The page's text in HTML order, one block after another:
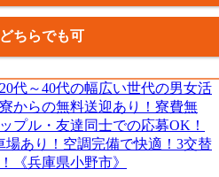
どちらでも可